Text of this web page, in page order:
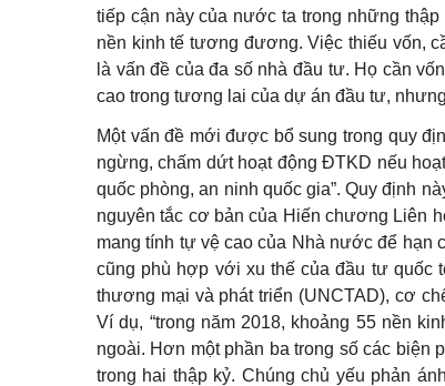
tiếp cận này của nước ta trong những
nền kinh tế tương đương. Việc thiếu vốn,
là vấn đề của đa số nhà đầu tư. Họ cần
cao trong tương lai của dự án đầu tư,
Một vấn đề mới được bổ sung trong quy
ngừng, chấm dứt hoạt động ĐTKD nếu
quốc phòng, an ninh quốc gia”. Quy định
nguyên tắc cơ bản của Hiến chương Liên
mang tính tự vệ cao của Nhà nước để hạn
cũng phù hợp với xu thế của đầu tư quốc
thương mại và phát triển (UNCTAD), cơ
Ví dụ, “trong năm 2018, khoảng 55 nền
ngoài. Hơn một phần ba trong số các biện
trong hai thập kỷ. Chúng chủ yếu phản